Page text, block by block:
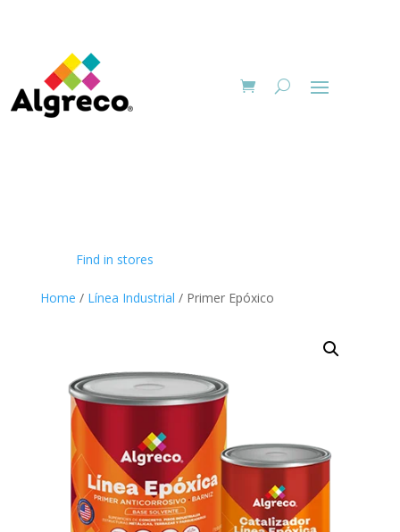
Find in stores
Home / Línea Industrial / Primer Epóxico